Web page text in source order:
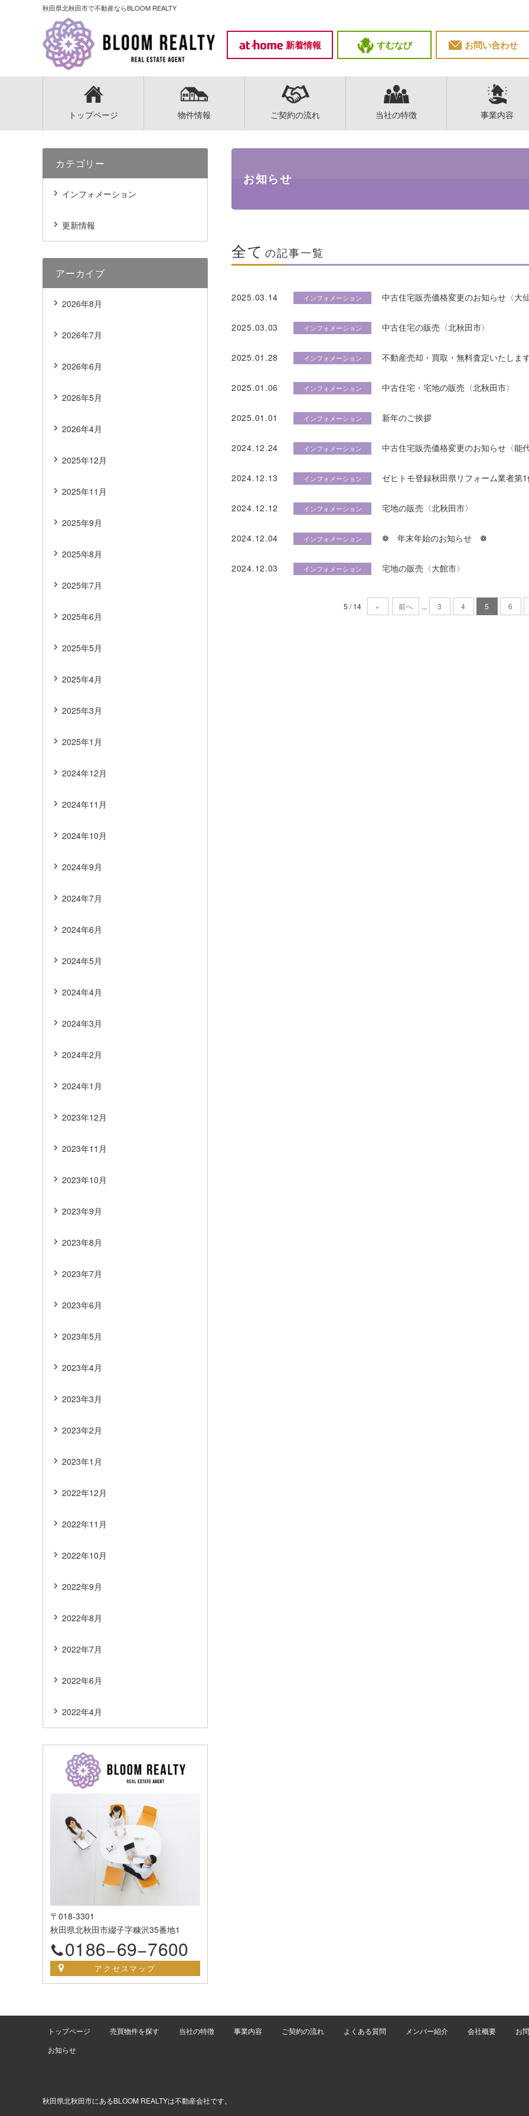
秋田県北秋田市で不動産ならBLOOM REALTY
新着情報 すむなび お問い合わせ
トップページ 物件情報 ご契約の流れ 当社の特徴 事業内容
お知らせ
全て の記事一覧
2025.03.14 インフォメーション 中古住宅販売価格変更のお知らせ〈大仙
2025.03.03 インフォメーション 中古住宅の販売〈北秋田市〉
2025.01.28 インフォメーション 不動産売却・買取・無料査定いたしま
2025.01.06 インフォメーション 中古住宅・宅地の販売〈北秋田市〉
2025.01.01 インフォメーション 新年のご挨拶
2024.12.24 インフォメーション 中古住宅販売価格変更のお知らせ〈能代
2024.12.13 インフォメーション ゼヒトモ登録秋田県リフォーム業者第1
2024.12.12 インフォメーション 宅地の販売〈北秋田市〉
2024.12.04 インフォメーション ❁ 年末年始のお知らせ ❁
2024.12.03 インフォメーション 宅地の販売〈大館市〉
5 / 14 « 前へ ... 3 4 5 6
カテゴリー
インフォメーション
更新情報
アーカイブ
2026年8月
2026年7月
2026年6月
2026年5月
2026年4月
2025年12月
2025年11月
2025年9月
2025年8月
2025年7月
2025年6月
2025年5月
2025年4月
2025年3月
2025年1月
2024年12月
2024年11月
2024年10月
2024年9月
2024年7月
2024年6月
2024年5月
2024年4月
2024年3月
2024年2月
2024年1月
2023年12月
2023年11月
2023年10月
2023年9月
2023年8月
2023年7月
2023年6月
2023年5月
2023年4月
2023年3月
2023年2月
2023年1月
2022年12月
2022年11月
2022年10月
2022年9月
2022年8月
2022年7月
2022年6月
2022年4月
〒018-3301
秋田県北秋田市綴子字糠沢35番地1
0186−69−7600
アクセスマップ
トップページ 売買物件を探す 当社の特徴 事業内容 ご契約の流れ よくある質問 メンバー紹介 会社概要 お
お知らせ
秋田県北秋田市にあるBLOOM REALTYは不動産会社です。